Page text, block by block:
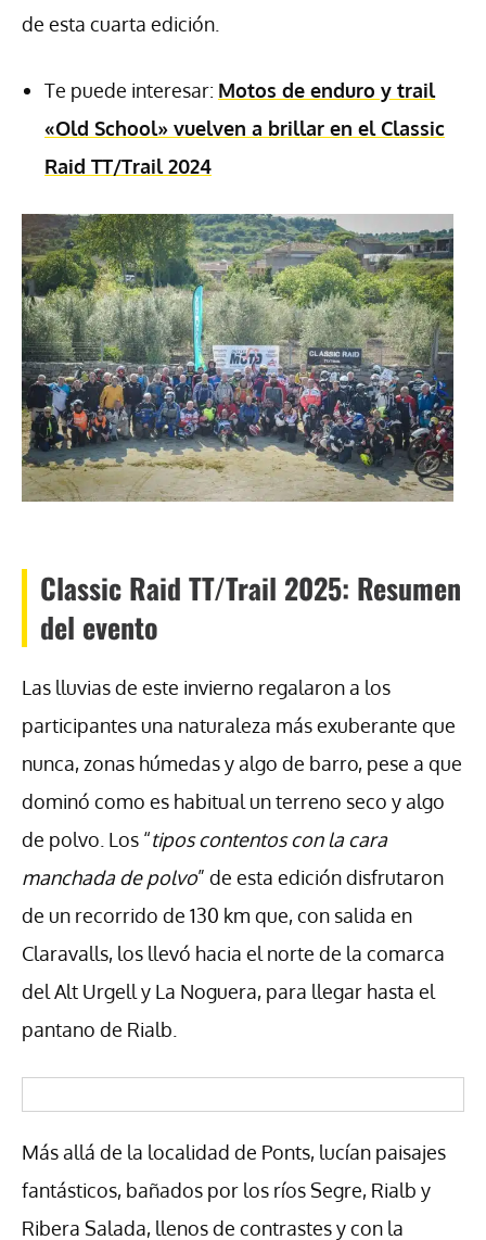
de esta cuarta edición.
Te puede interesar: Motos de enduro y trail
«Old School» vuelven a brillar en el Classic
Raid TT/Trail 2024
Classic Raid TT/Trail 2025: Resumen
del evento
Las lluvias de este invierno regalaron a los
participantes una naturaleza más exuberante que
nunca, zonas húmedas y algo de barro, pese a que
dominó como es habitual un terreno seco y algo
de polvo. Los “tipos contentos con la cara
manchada de polvo” de esta edición disfrutaron
de un recorrido de 130 km que, con salida en
Claravalls, los llevó hacia el norte de la comarca
del Alt Urgell y La Noguera, para llegar hasta el
pantano de Rialb.
Más allá de la localidad de Ponts, lucían paisajes
fantásticos, bañados por los ríos Segre, Rialb y
Ribera Salada, llenos de contrastes y con la